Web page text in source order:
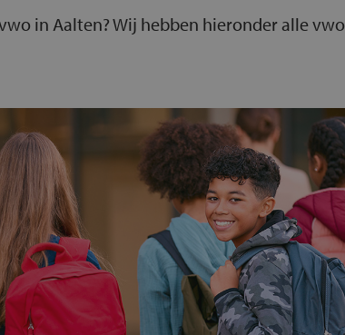
in Aalten? Wij hebben hieronder alle